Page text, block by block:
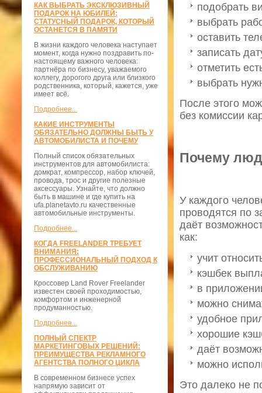
КАК ВЫБРАТЬ ЭКСКЛЮЗИВНЫЙ
ПОДАРОК НА ЮБИЛЕЙ:
СТАТУСНЫЙ ПОДАРОК, КОТОРЫЙ
ОСТАНЕТСЯ В ПАМЯТИ
В жизни каждого человека наступает
момент, когда нужно поздравить по-
настоящему важного человека:
партнёра по бизнесу, уважаемого
коллегу, дорогого друга или близкого
родственника, который, кажется, уже
имеет всё.
Подробнее...
КАКИЕ ИНСТРУМЕНТЫ
ОБЯЗАТЕЛЬНО ДОЛЖНЫ БЫТЬ У
АВТОМОБИЛИСТА И ПОЧЕМУ
Полный список обязательных
инструментов для автомобилиста:
домкрат, компрессор, набор ключей,
провода, трос и другие полезные
аксессуары. Узнайте, что должно
быть в машине и где купить на
ufa.planetavto.ru качественные
автомобильные инструменты.
Подробнее...
КОГДА FREELANDER ТРЕБУЕТ
ВНИМАНИЯ:
ПРОФЕССИОНАЛЬНЫЙ ПОДХОД К
ОБСЛУЖИВАНИЮ
Кроссовер Land Rover Freelander
известен своей проходимостью,
комфортом и инженерной
продуманностью.
Подробнее...
ПОЛНЫЙ СПЕКТР
МАРКЕТИНГОВЫХ РЕШЕНИЙ:
ПРЕИМУЩЕСТВА РЕКЛАМНОГО
АГЕНТСТВА ПОЛНОГО ЦИКЛА
В современном бизнесе успех
напрямую зависит от
подобрать
выбрать
оставить
записать
отметить
выбрать
После этого
без комиссии
Почему
У каждого
проводятся по
даёт
как:
учит
кэшбек
в
можно
удобное
хорошие
даёт
можно
Это далеко не